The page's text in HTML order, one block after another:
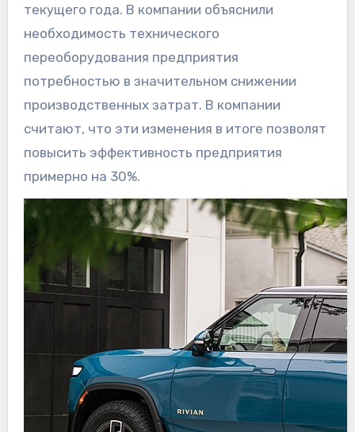
текущего года. В компании объяснили
необходимость технического
переоборудования предприятия
потребностью в значительном снижении
производственных затрат. В компании
считают, что эти изменения в итоге позволят
повысить эффективность предприятия
примерно на 30%.